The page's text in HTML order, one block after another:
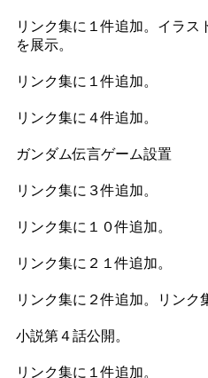
リンク集に１件追加。イラ
を展示。
リンク集に１件追加。
リンク集に４件追加。
ガンダム伝言ゲーム設置
リンク集に３件追加。
リンク集に１０件追加。
リンク集に２１件追加。
リンク集に２件追加。リンク
小説第４話公開。
リンク集に１件追加。